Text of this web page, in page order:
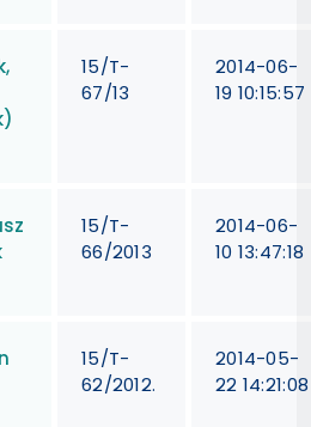
15/T-
67/13
2014-06-
19 10:15:57
15/T-
66/2013
2014-06-
10 13:47:18
15/T-
62/2012.
2014-05-
22 14:21:08